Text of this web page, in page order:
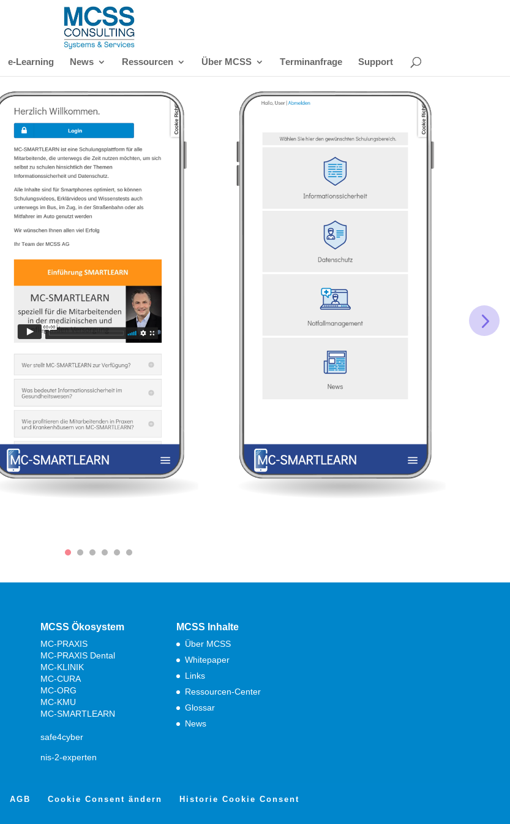
e-Learning News Ressourcen Über MCSS Terminanfrage Support
MCSS Ökosystem
MC-PRAXIS
MC-PRAXIS Dental
MC-KLINIK
MC-CURA
MC-ORG
MC-KMU
MC-SMARTLEARN
safe4cyber
nis-2-experten
MCSS Inhalte
Über MCSS
Whitepaper
Links
Ressourcen-Center
Glossar
News
AGB Cookie Consent ändern
Historie Cookie Consent